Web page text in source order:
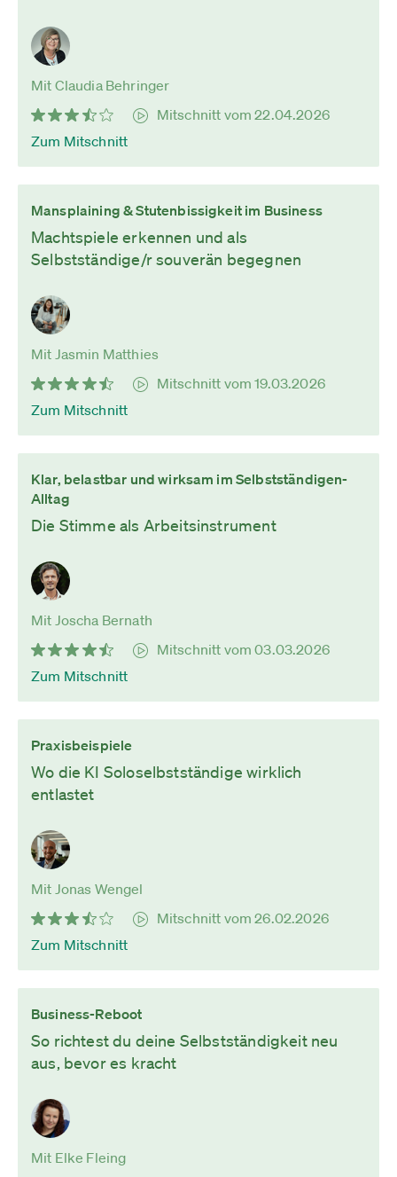
Mit Claudia Behringer
Mitschnitt vom 22.04.2026
Zum Mitschnitt
Mansplaining & Stutenbissigkeit im Business
Machtspiele erkennen und als
Selbstständige/r souverän begegnen
Mit Jasmin Matthies
Mitschnitt vom 19.03.2026
Zum Mitschnitt
Klar, belastbar und wirksam im Selbstständigen-
Alltag
Die Stimme als Arbeitsinstrument
Mit Joscha Bernath
Mitschnitt vom 03.03.2026
Zum Mitschnitt
Praxisbeispiele
Wo die KI Soloselbstständige wirklich
entlastet
Mit Jonas Wengel
Mitschnitt vom 26.02.2026
Zum Mitschnitt
Business-Reboot
So richtest du deine Selbstständigkeit neu
aus, bevor es kracht
Mit Elke Fleing